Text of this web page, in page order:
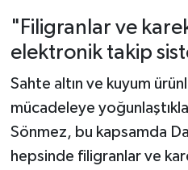
"Filigranlar ve
elektronik takip
Sahte altın ve kuyum
mücadeleye
Sönmez, bu kapsamda
hepsinde filigranlar ve